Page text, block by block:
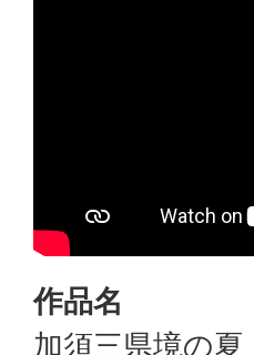
作品名
加須三県境の夏